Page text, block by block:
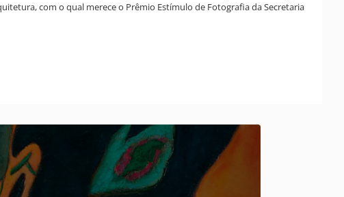
com o qual merece o Prêmio Estímulo de Fotografia da Secretaria